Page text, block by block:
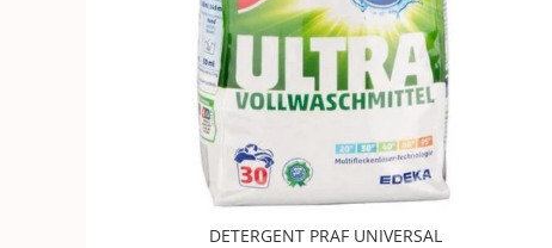
DETERGENT PRAF UNIVERSAL